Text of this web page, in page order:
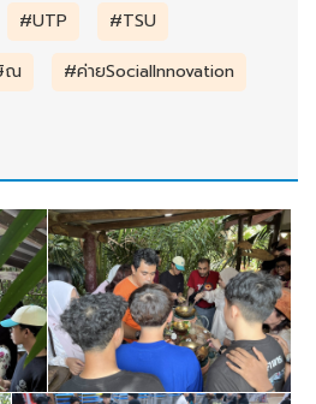
#UTP
#TSU
ณ #ค่ายSocialInnovation